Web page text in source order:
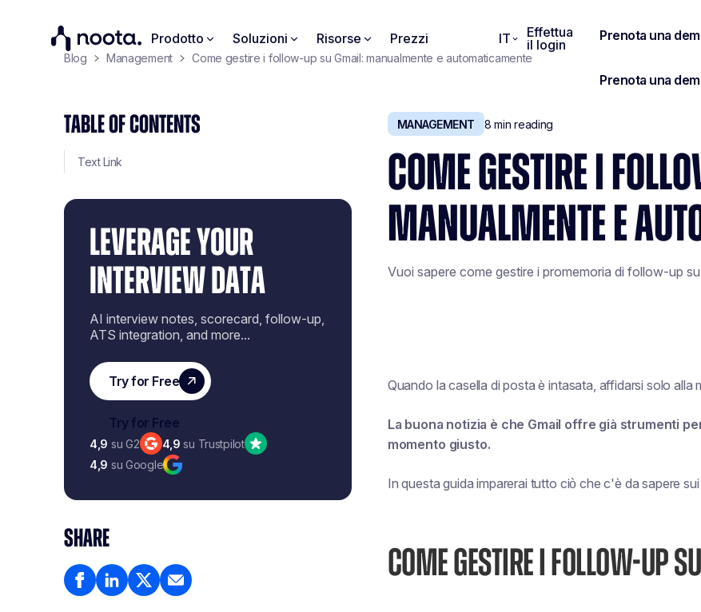
Prodotto Soluzioni Risorse Prezzi IT
Effettua
il login
Blog Management Come gestire i follow-up su Gmail: manualmente e automaticamente
TABLE OF CONTENTS
Text Link
LEVERAGE YOUR
INTERVIEW DATA
AI interview notes, scorecard, follow-up,
ATS integration, and more...
4,9 su G2 4,9 su Trustpilot
4,9 su Google
SHARE
MANAGEMENT 8 min reading
COME GESTIRE I
MANUALMENTE E
Vuoi sapere come gestire i promemoria di follow-up
Quando la casella di posta è intasata, affidarsi solo alla
La buona notizia è che Gmail offre già strumenti
momento giusto.
In questa guida imparerai tutto ciò che c'è da sapere
COME GESTIRE I FOLLOW-UP